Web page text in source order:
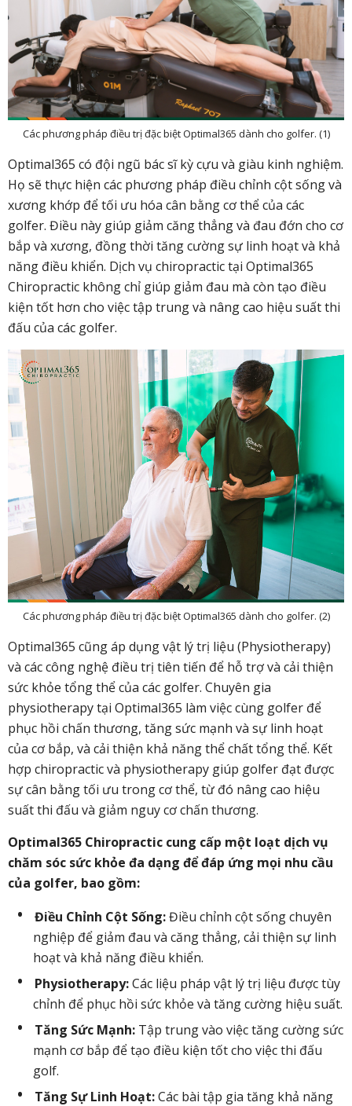
Các phương pháp điều trị đặc biệt Optimal365 dành cho golfer. (1)
Optimal365 có đội ngũ bác sĩ kỳ cựu và giàu kinh nghiệm.
Họ sẽ thực hiện các phương pháp điều chỉnh cột sống và
xương khớp để tối ưu hóa cân bằng cơ thể của các
golfer. Điều này giúp giảm căng thẳng và đau đớn cho cơ
bắp và xương, đồng thời tăng cường sự linh hoạt và khả
năng điều khiển. Dịch vụ chiropractic tại Optimal365
Chiropractic không chỉ giúp giảm đau mà còn tạo điều
kiện tốt hơn cho việc tập trung và nâng cao hiệu suất thi
đấu của các golfer.
Các phương pháp điều trị đặc biệt Optimal365 dành cho golfer. (2)
Optimal365 cũng áp dụng vật lý trị liệu (Physiotherapy)
và các công nghệ điều trị tiên tiến để hỗ trợ và cải thiện
sức khỏe tổng thể của các golfer. Chuyên gia
physiotherapy tại Optimal365 làm việc cùng golfer để
phục hồi chấn thương, tăng sức mạnh và sự linh hoạt
của cơ bắp, và cải thiện khả năng thể chất tổng thể. Kết
hợp chiropractic và physiotherapy giúp golfer đạt được
sự cân bằng tối ưu trong cơ thể, từ đó nâng cao hiệu
suất thi đấu và giảm nguy cơ chấn thương.
Optimal365 Chiropractic cung cấp một loạt dịch vụ
chăm sóc sức khỏe đa dạng để đáp ứng mọi nhu cầu
của golfer, bao gồm:
Điều Chỉnh Cột Sống:Điều chỉnh cột sống chuyên
nghiệp để giảm đau và căng thẳng, cải thiện sự linh
hoạt và khả năng điều khiển.
Physiotherapy:Các liệu pháp vật lý trị liệu được tùy
chỉnh để phục hồi sức khỏe và tăng cường hiệu suất.
Tăng Sức Mạnh: Tập trung vào việc tăng cường sức
mạnh cơ bắp để tạo điều kiện tốt cho việc thi đấu
golf.
Tăng Sự Linh Hoạt:Các bài tập gia tăng khả năng